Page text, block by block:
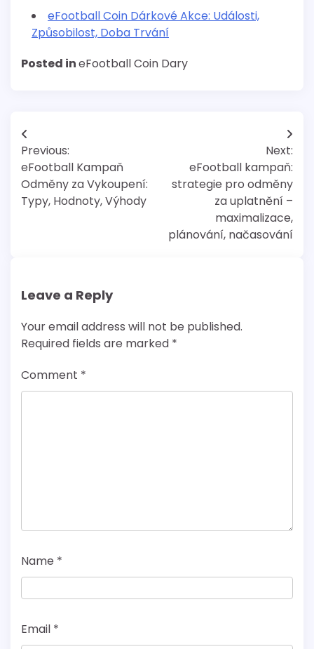
eFootball Coin Dárkové Akce: Události,
Způsobilost, Doba Trvání
Posted ineFootball Coin Dary
Post
navigation
Previous:
eFootball Kampaň
Odměny za Vykoupení:
Typy, Hodnoty, Výhody
Next:
eFootball kampaň:
strategie pro odměny
za uplatnění –
maximalizace,
plánování, načasování
Leave a Reply
Your email address will not be published.
Required fields are marked *
Comment *
Name *
Email *